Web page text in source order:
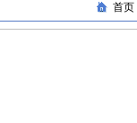
首页